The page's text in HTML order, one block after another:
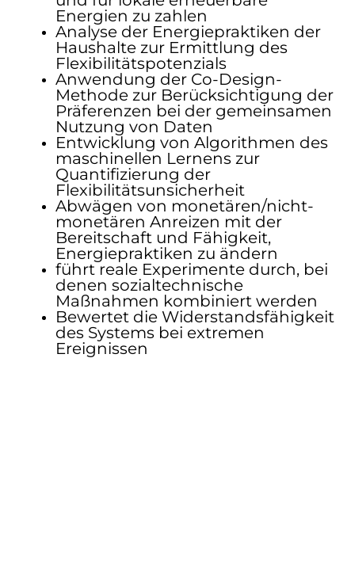
Energien zu zahlen
Analyse der Energiepraktiken der
Haushalte zur Ermittlung des
Flexibilitätspotenzials
Anwendung der Co-Design-
Methode zur Berücksichtigung der
Präferenzen bei der gemeinsamen
Nutzung von Daten
Entwicklung von Algorithmen des
maschinellen Lernens zur
Quantifizierung der
Flexibilitätsunsicherheit
Abwägen von monetären/nicht-
monetären Anreizen mit der
Bereitschaft und Fähigkeit,
Energiepraktiken zu ändern
führt reale Experimente durch, bei
denen sozialtechnische
Maßnahmen kombiniert werden
Bewertet die Widerstandsfähigkeit
des Systems bei extremen
Ereignissen